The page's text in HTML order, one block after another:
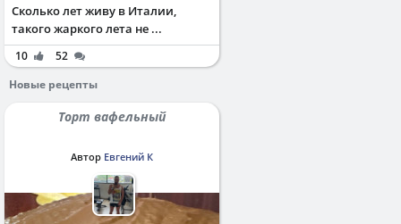
Сколько лет живу в Италии,
такого жаркого лета не ...
10
52
Новые рецепты
Торт вафельный
Автор Евгений К